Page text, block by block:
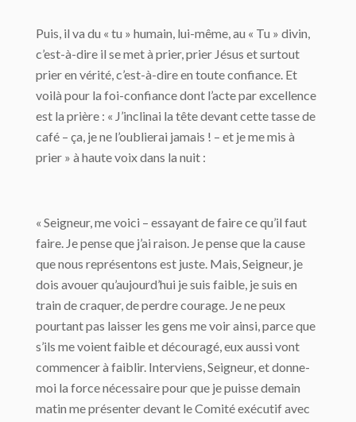
Puis, il va du « tu » humain, lui-même, au « Tu » divin,
c’est-à-dire il se met à prier, prier Jésus et surtout
prier en vérité, c’est-à-dire en toute confiance. Et
voilà pour la foi-confiance dont l’acte par excellence
est la prière : « J’inclinai la tête devant cette tasse de
café – ça, je ne l’oublierai jamais ! – et je me mis à
prier » à haute voix dans la nuit :
« Seigneur, me voici – essayant de faire ce qu’il faut
faire. Je pense que j’ai raison. Je pense que la cause
que nous représentons est juste. Mais, Seigneur, je
dois avouer qu’aujourd’hui je suis faible, je suis en
train de craquer, de perdre courage. Je ne peux
pourtant pas laisser les gens me voir ainsi, parce que
s’ils me voient faible et découragé, eux aussi vont
commencer à faiblir. Interviens, Seigneur, et donne-
moi la force nécessaire pour que je puisse demain
matin me présenter devant le Comité exécutif avec